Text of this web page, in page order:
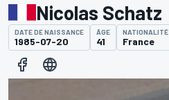
Nicolas Schatz
DATE DE NAISSANCE
1985-07-20
ÂGE
41
NATIONALITÉ
France